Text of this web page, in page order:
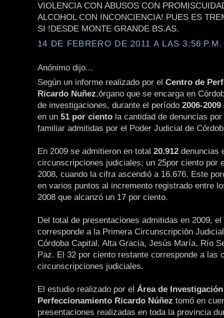
VIOLENCIA CON ABUSOS CON
ALCOHOL CON INCONCIENCIA! PUES ES
SI !DESDE MONTE GRANDE BS.AS.
14 DE FEBRERO DE 2011 A LAS 3:56 P.M.
Anónimo dijo...
Según un informe realizado por el Centro de
Ricardo Nuñez,órgano que se encarga en
de investigaciones, durante el período 2006-2009
en un 51 por ciento la cantidad de denuncias
familiar admitidas por el Poder Judicial de
En 2009 se admitieron en total 20.912 denuncias
circunscripciones judiciales; un 25por ciento por
2008, cuando la cifra ascendió a 16.676. Este
en varios puntos al incremento registrado entre
2008 que alcanzó un 17 por ciento.
Del total de presentaciones admitidas en 2009,
corresponde a la Primera Circunscripción
Córdoba Capital, Alta Gracia, Jesús María, Río
Paz. El 32 por ciento restante corresponde a las
circunscripciones judiciales.
El estudio realizado por el Área de
Perfeccionamiento Ricardo Núñez tomó en
presentaciones realizadas en toda la provincia